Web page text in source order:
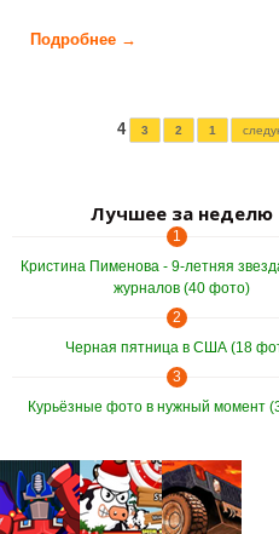
Подробнее →
Страницы
4 3 2 1
Лучшее за неделю
1
Кристина Пименова - 9-летняя
журналов (40 фото)
2
Черная пятница в США (18
3
Курьёзные фото в нужный момент